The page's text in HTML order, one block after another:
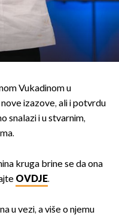
Vukadinom u
izazove, ali i potvrdu
snalazi i u stvarnim,
kruga brine se da ona
OVDJE.
u vezi, a više o njemu